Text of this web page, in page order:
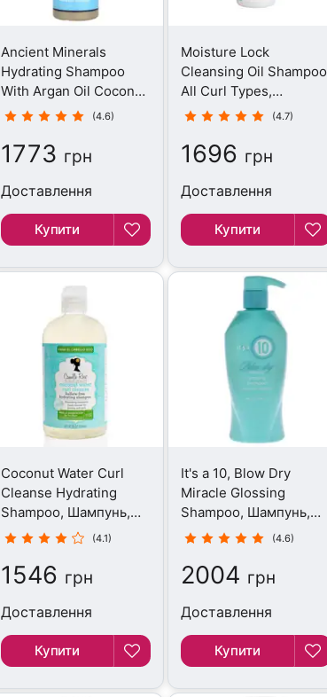
Ancient Minerals
Hydrating Shampoo
With Argan Oil Coconut,
Шампунь, 473 мл
(4.6)
1773 грн
Доставлення
Купити
Moisture Lock
Cleansing Oil Shampoo
All Curl Types,
Шампунь, 250 мл
(4.7)
1696 грн
Доставлення
Купити
Coconut Water Curl
Cleanse Hydrating
Shampoo, Шампунь,
354 мл
(4.1)
1546 грн
Доставлення
Купити
It's a 10, Blow Dry
Miracle Glossing
Shampoo, Шампунь,
295.7 мл
(4.6)
2004 грн
Доставлення
Купити